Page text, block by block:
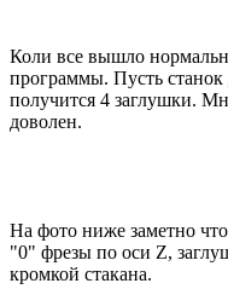
Коли все вышло
программы. Пусть станок
получится 4 заглушки.
доволен.
На фото ниже заметно
"0" фрезы по оси Z,
кромкой стакана.